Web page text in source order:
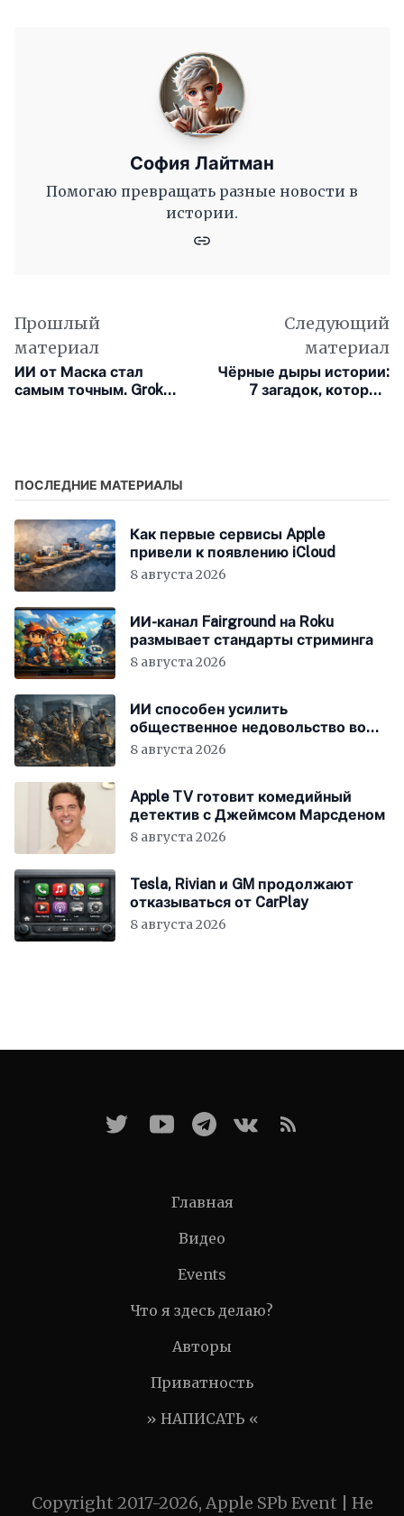
София Лайтман
Помогаю превращать разные новости в
истории.
Прошлый
материал
ИИ от Маска стал
самым точным. Grok
Следующий
материал
Чёрные дыры истории:
7 загадок, которые
ПОСЛЕДНИЕ МАТЕРИАЛЫ
Как первые сервисы Apple
привели к появлению iCloud
8 августа 2026
ИИ-канал Fairground на Roku
размывает стандарты стриминга
8 августа 2026
ИИ способен усилить
общественное недовольство во
всём мире
8 августа 2026
Apple TV готовит комедийный
детектив с Джеймсом Марсденом
8 августа 2026
Tesla, Rivian и GM продолжают
отказываться от CarPlay
8 августа 2026
Главная
Видео
Events
Что я здесь делаю?
Авторы
Приватность
» НАПИСАТЬ «
Copyright 2017-2026, Apple SPb Event | Не